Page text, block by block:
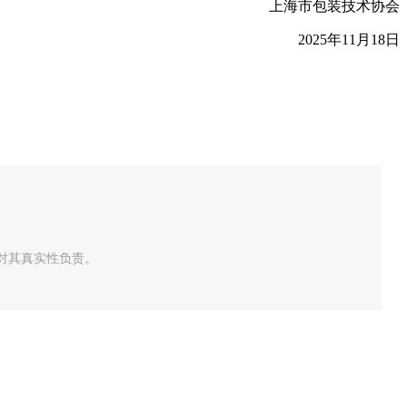
上海市包装技术协会
2025年11月18日
真实性负责。